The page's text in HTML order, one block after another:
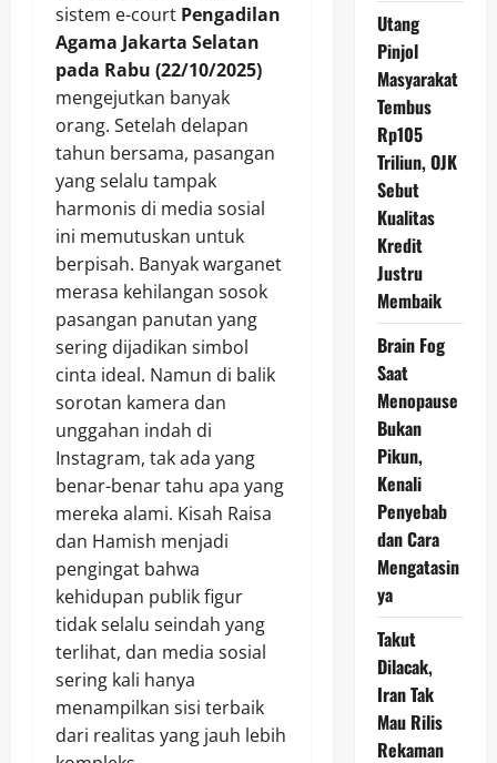
sistem e-court Pengadilan
Agama Jakarta Selatan
pada Rabu (22/10/2025)
mengejutkan banyak
orang. Setelah delapan
tahun bersama, pasangan
yang selalu tampak
harmonis di media sosial
ini memutuskan untuk
berpisah. Banyak warganet
merasa kehilangan sosok
pasangan panutan yang
sering dijadikan simbol
cinta ideal. Namun di balik
sorotan kamera dan
unggahan indah di
Instagram, tak ada yang
benar-benar tahu apa yang
mereka alami. Kisah Raisa
dan Hamish menjadi
pengingat bahwa
kehidupan publik figur
tidak selalu seindah yang
terlihat, dan media sosial
sering kali hanya
menampilkan sisi terbaik
dari realitas yang jauh lebih
Utang
Pinjol
Masyarakat
Tembus
Rp105
Triliun, OJK
Sebut
Kualitas
Kredit
Justru
Membaik
Brain Fog
Saat
Menopause
Bukan
Pikun,
Kenali
Penyebab
dan Cara
Mengatasin
ya
Takut
Dilacak,
Iran Tak
Mau Rilis
Rekaman